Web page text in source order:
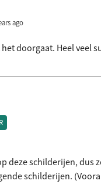
ago
doorgaat. Heel veel
deze schilderijen, dus
schilderijen.